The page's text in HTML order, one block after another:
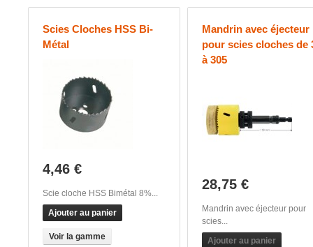
Scies Cloches HSS Bi-
Métal
4,46 €
Scie cloche HSS Bimétal 8%...
Ajouter au panier
Voir la gamme
Mandrin avec éjecteur
pour scies cloches de
à 305
28,75 €
Mandrin avec éjecteur pour
scies...
Ajouter au panier